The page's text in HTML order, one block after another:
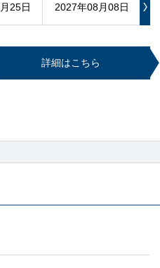
25日 2027年08月08日
詳細はこちら